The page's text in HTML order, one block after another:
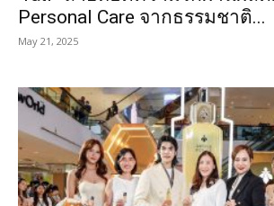
Personal Care จากธรรมชาติ...
May 21, 2025